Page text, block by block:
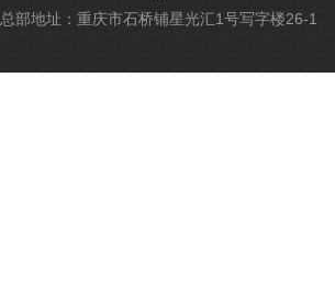
总部地址：重庆市石桥铺星光汇1号写字楼26-1